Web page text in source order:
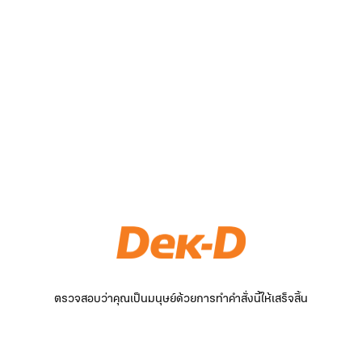
ตรวจสอบว่าคุณเป็นมนุษย์ด้วยการทำคำสั่งนี้ให้เสร็จสิ้น